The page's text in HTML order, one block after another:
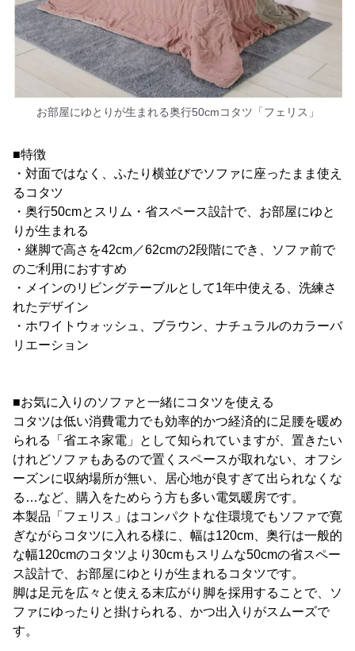
お部屋にゆとりが生まれる奥行50cmコタツ「フェリス」
■特徴
・対面ではなく、ふたり横並びでソファに座ったまま使え
るコタツ
・奥行50cmとスリム・省スペース設計で、お部屋にゆと
りが生まれる
・継脚で高さを42cm／62cmの2段階にでき、ソファ前で
のご利用におすすめ
・メインのリビングテーブルとして1年中使える、洗練さ
れたデザイン
・ホワイトウォッシュ、ブラウン、ナチュラルのカラーバ
リエーション
■お気に入りのソファと一緒にコタツを使える
コタツは低い消費電力でも効率的かつ経済的に足腰を暖め
られる「省エネ家電」として知られていますが、置きたい
けれどソファもあるので置くスペースが取れない、オフシ
ーズンに収納場所が無い、居心地が良すぎて出られなくな
る…など、購入をためらう方も多い電気暖房です。
本製品「フェリス」はコンパクトな住環境でもソファで寛
ぎながらコタツに入れる様に、幅は120cm、奥行は一般的
な幅120cmのコタツより30cmもスリムな50cmの省スペー
ス設計で、お部屋にゆとりが生まれるコタツです。
脚は足元を広々と使える末広がり脚を採用することで、ソ
ファにゆったりと掛けられる、かつ出入りがスムーズで
す。